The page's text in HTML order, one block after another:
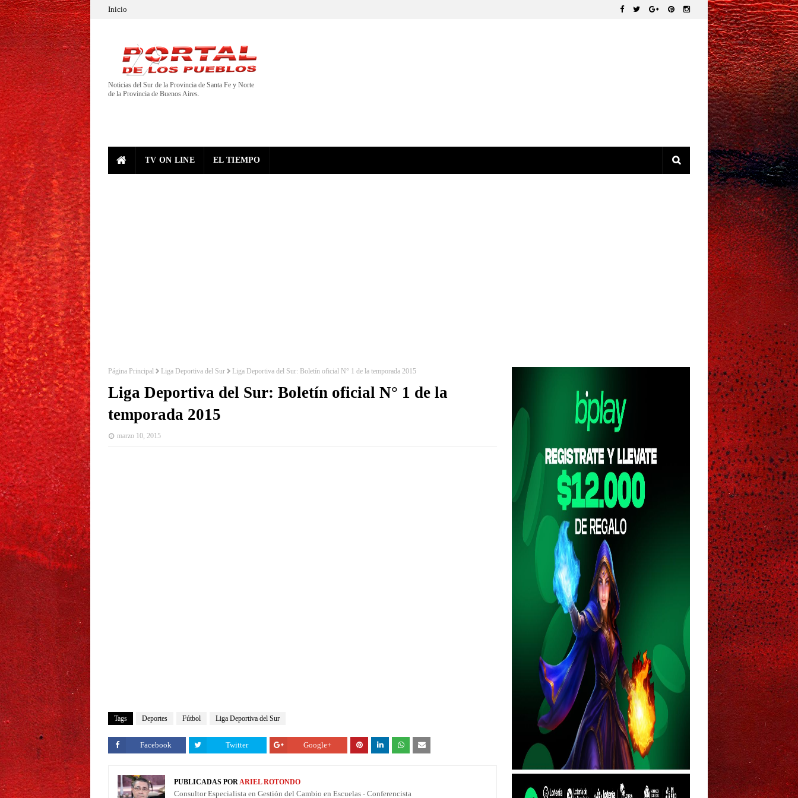
Inicio
Noticias del Sur de la Provincia de Santa Fe y Norte
de la Provincia de Buenos Aires.
TV ON LINE EL TIEMPO
Página Principal Liga Deportiva del Sur Liga Deportiva del Sur: Boletín oficial N° 1 de la temporada 2015
Liga Deportiva del Sur: Boletín oficial N° 1 de la
temporada 2015
marzo 10, 2015
Tags Deportes Fútbol Liga Deportiva del Sur
Facebook Twitter Google+
PUBLICADAS PORARIEL ROTONDO
Consultor Especialista en Gestión del Cambio en Escuelas - Conferencista